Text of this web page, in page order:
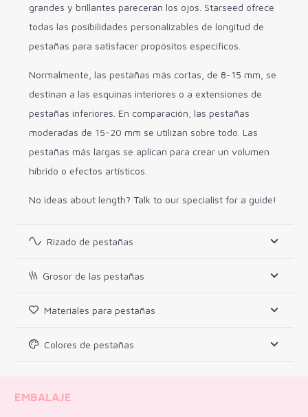
grandes y brillantes parecerán los ojos. Starseed ofrece
todas las posibilidades personalizables de longitud de
pestañas para satisfacer propósitos específicos.
Normalmente, las pestañas más cortas, de 8-15 mm, se
destinan a las esquinas interiores o a extensiones de
pestañas inferiores. En comparación, las pestañas
moderadas de 15-20 mm se utilizan sobre todo. Las
pestañas más largas se aplican para crear un volumen
híbrido o efectos artísticos.
No ideas about length? Talk to our specialist for a guide!
Rizado de pestañas
Grosor de las pestañas
Materiales para pestañas
Colores de pestañas
EMBALAJE